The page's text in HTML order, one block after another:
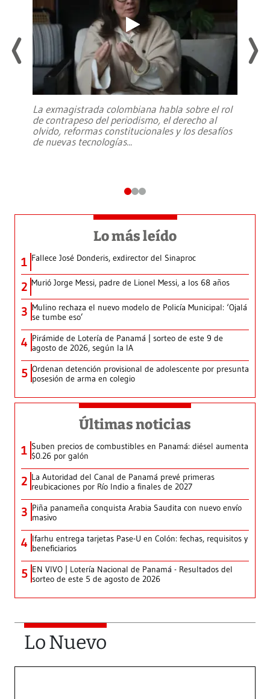
La exmagistrada colombiana habla sobre el rol
de contrapeso del periodismo, el derecho al
olvido, reformas constitucionales y los desafíos
de nuevas tecnologías...
Lo más leído
1 Fallece José Donderis, exdirector del Sinaproc
2 Murió Jorge Messi, padre de Lionel Messi, a los 68 años
3 Mulino rechaza el nuevo modelo de Policía Municipal: ‘Ojalá
se tumbe eso’
4 Pirámide de Lotería de Panamá | sorteo de este 9 de
agosto de 2026, según la IA
5 Ordenan detención provisional de adolescente por presunta
posesión de arma en colegio
Últimas noticias
1 Suben precios de combustibles en Panamá: diésel aumenta
$0.26 por galón
2 La Autoridad del Canal de Panamá prevé primeras
reubicaciones por Río Indio a finales de 2027
3 Piña panameña conquista Arabia Saudita con nuevo envío
masivo
4 Ifarhu entrega tarjetas Pase-U en Colón: fechas, requisitos y
beneficiarios
5 EN VIVO | Lotería Nacional de Panamá - Resultados del
sorteo de este 5 de agosto de 2026
Lo Nuevo